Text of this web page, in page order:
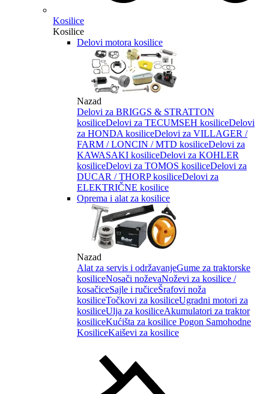
Kosilice
Kosilice
Delovi motora kosilice
Nazad
Delovi za BRIGGS & STRATTON
kosiliceDelovi za TECUMSEH kosiliceDelovi
za HONDA kosiliceDelovi za VILLAGER /
FARM / LONCIN / MTD kosiliceDelovi za
KAWASAKI kosiliceDelovi za KOHLER
kosiliceDelovi za TOMOS kosiliceDelovi za
DUCAR / THORP kosiliceDelovi za
ELEKTRIČNE kosilice
Oprema i alat za kosilice
Nazad
Alat za servis i održavanjeGume za traktorske
kosiliceNosači noževaNoževi za kosilice /
kosačiceSajle i ručiceŠrafovi noža
kosiliceTočkovi za kosiliceUgradni motori za
kosiliceUlja za kosiliceAkumulatori za traktor
kosiliceKućišta za kosilice Pogon Samohodne
KosiliceKaiševi za kosilice